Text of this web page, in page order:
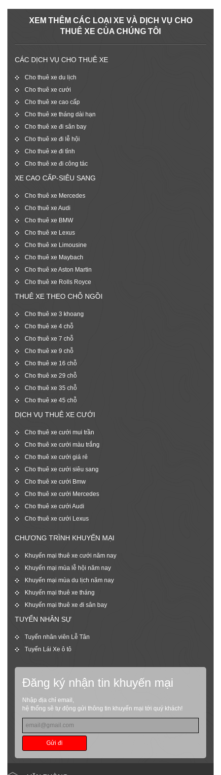
XEM THÊM CÁC LOẠI XE VÀ DỊCH VỤ CHO
THUÊ XE CỦA CHÚNG TÔI
CÁC DỊCH VỤ CHO THUÊ XE
Cho thuê xe du lịch
Cho thuê xe cưới
Cho thuê xe cao cấp
Cho thuê xe tháng dài hạn
Cho thuê xe đi sân bay
Cho thuê xe đi lễ hội
Cho thuê xe đi tỉnh
Cho thuê xe đi công tác
XE CAO CẤP-SIÊU SANG
Cho thuê xe Mercedes
Cho thuê xe Audi
Cho thuê xe BMW
Cho thuê xe Lexus
Cho thuê xe Limousine
Cho thuê xe Maybach
Cho thuê xe Aston Martin
Cho thuê xe Rolls Royce
THUÊ XE THEO CHỖ NGỒI
Cho thuê xe 3 khoang
Cho thuê xe 4 chỗ
Cho thuê xe 7 chỗ
Cho thuê xe 9 chỗ
Cho thuê xe 16 chỗ
Cho thuê xe 29 chỗ
Cho thuê xe 35 chỗ
Cho thuê xe 45 chỗ
DỊCH VỤ THUÊ XE CƯỚI
Cho thuê xe cưới mui trần
Cho thuê xe cưới màu trắng
Cho thuê xe cưới giá rẻ
Cho thuê xe cưới siêu sang
Cho thuê xe cưới Bmw
Cho thuê xe cưới Mercedes
Cho thuê xe cưới Audi
Cho thuê xe cưới Lexus
CHƯƠNG TRÌNH KHUYẾN MẠI
Khuyến mại thuê xe cưới năm nay
Khuyến mại mùa lễ hội năm nay
Khuyến mại mùa du lịch năm nay
Khuyến mại thuê xe tháng
Khuyến mại thuê xe đi sân bay
TUYỂN NHÂN SỰ
Tuyển nhân viên Lễ Tân
Tuyển Lái Xe ô tô
Đăng ký nhận tin khuyến mại
Nhập địa chỉ email,
hệ thống sẽ tự động gửi thông tin khuyến mại tới quý khách!
Gửi đi